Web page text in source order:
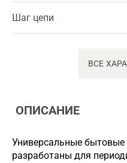
Шаг цепи
ВСЕ
ОПИСАНИЕ
Универсальные
разработаны для